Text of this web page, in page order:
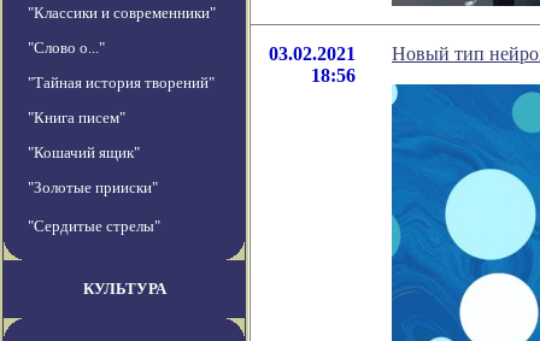
"Классики и современники"
"Слово о..."
"Тайная история творений"
"Книга писем"
"Кошачий ящик"
"Золотые прииски"
"Сердитые стрелы"
КУЛЬТУРА
03.02.2021
18:56
Новый тип